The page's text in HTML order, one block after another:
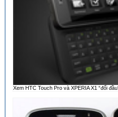
Xem HTC Touch Pro và XPERIA X1 “đối